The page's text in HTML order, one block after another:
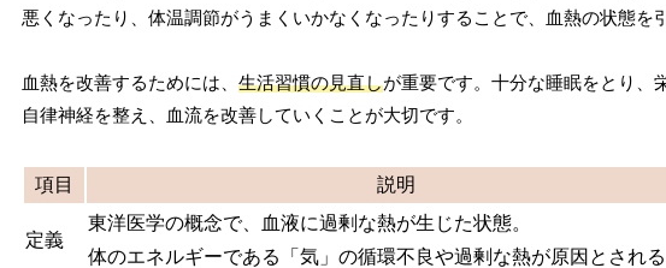
悪くなったり、体温調節がうまくいかなくなったりすることで、血熱の状態を
血熱を改善するためには、 生活習慣の見直しが重要です。十分な睡眠をとり、
自律神経を整え、血流を改善していくことが大切です。
項目 説明
定義
東洋医学の概念で、血液に過剰な熱が生じた状態。
体のエネルギーである「気」の循環不良や過剰な熱が原因とされる